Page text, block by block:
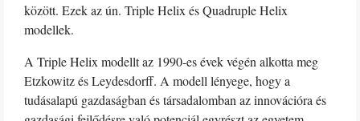
között. Ezek az ún. Triple Helix és Quadruple Helix
modellek.
A Triple Helix modellt az 1990-es évek végén alkotta meg
Etzkowitz és Leydesdorff. A modell lényege, hogy a
tudásalapú gazdaságban és társadalomban az innovációra és